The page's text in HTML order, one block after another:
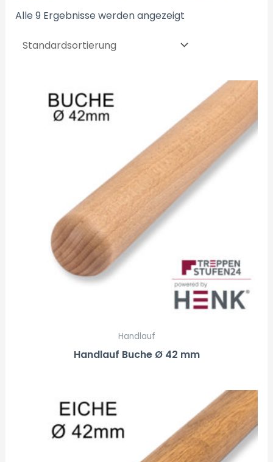
Alle 9 Ergebnisse werden angezeigt
Handlauf
Handlauf Buche Ø 42 mm